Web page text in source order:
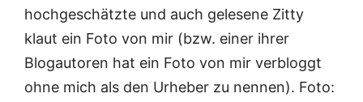
hochgeschätzte und auch gelesene Zitty
klaut ein Foto von mir (bzw. einer ihrer
Blogautoren hat ein Foto von mir verbloggt
ohne mich als den Urheber zu nennen). Foto: